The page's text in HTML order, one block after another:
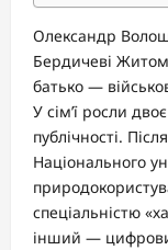
Олександр
Бердичеві
батько —
У сім’ї росли
публічності.
Національного
спеціальністю
інший —